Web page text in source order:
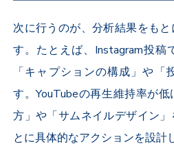
次に行うのが、分析結果をも
す。たとえば、Instagram投稿
「キャプションの構成」や
す。YouTubeの再生維持率が
方」や「サムネイルデザイン
とに具体的なアクションを設計